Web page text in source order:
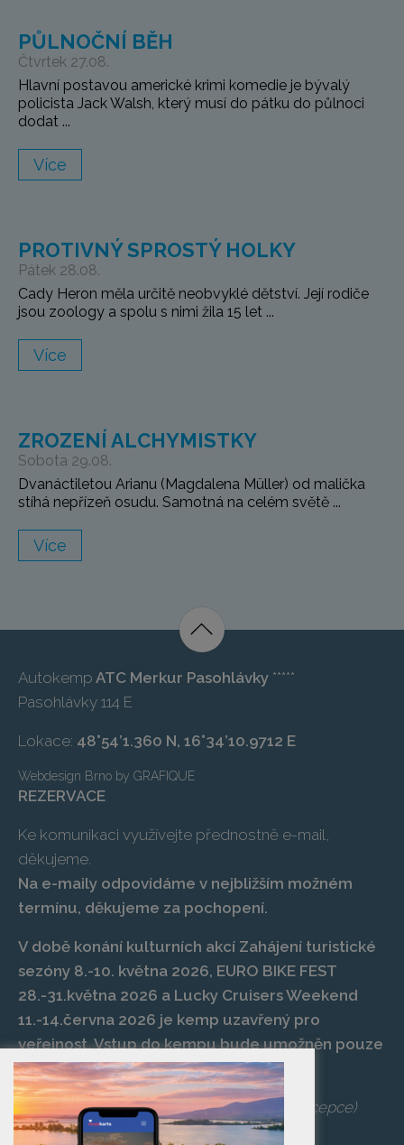
PŮLNOČNÍ BĚH
Čtvrtek 27.08.
Hlavní postavou americké krimi komedie je bývalý
policista Jack Walsh, který musí do pátku do půlnoci
dodat ...
Více
PROTIVNÝ SPROSTÝ HOLKY
Pátek 28.08.
Cady Heron měla určitě neobvyklé dětství. Její rodiče
jsou zoology a spolu s nimi žila 15 let ...
Více
ZROZENÍ ALCHYMISTKY
Sobota 29.08.
Dvanáctiletou Arianu (Magdalena Müller) od malička
stíhá nepřízeň osudu. Samotná na celém světě ...
Více
Autokemp ATC Merkur Pasohlávky *****
Pasohlávky 114 E
Lokace: 48°54’1.360 N, 16°34’10.9712 E
Webdesign Brno by GRAFIQUE
REZERVACE
Ke komunikaci využívejte přednostně e-mail,
děkujeme.
Na e-maily odpovídáme v nejbližším možném
termínu, děkujeme za pochopení.
V době konání kulturních akcí Zahájení turistické
sezóny 8.-10. května 2026, EURO BIKE FEST
28.-31.května 2026 a Lucky Cruisers Weekend
11.-14.června 2026 je kemp uzavřený pro
veřejnost. Vstup do kempu bude umožněn pouze
po zaplacení vstupenky na danou akci.
Telefon:+420 519 427 714,539 029 266
(recepce)
E-mail:camp@pasohlavky.cz